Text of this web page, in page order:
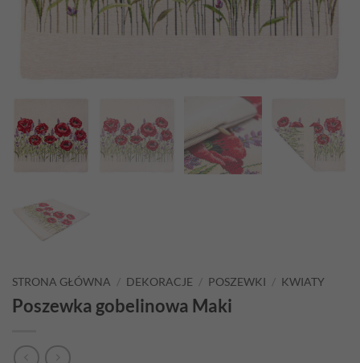
STRONA GŁÓWNA / DEKORACJE / POSZEWKI / KWIATY
Poszewka gobelinowa Maki